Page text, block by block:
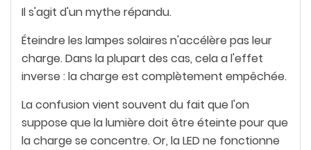
Il s'agit d'un mythe répandu.
Éteindre les lampes solaires n'accélère pas leur
charge. Dans la plupart des cas, cela a l'effet
inverse : la charge est complètement empêchée.
La confusion vient souvent du fait que l'on
suppose que la lumière doit être éteinte pour que
la charge se concentre. Or, la LED ne fonctionne